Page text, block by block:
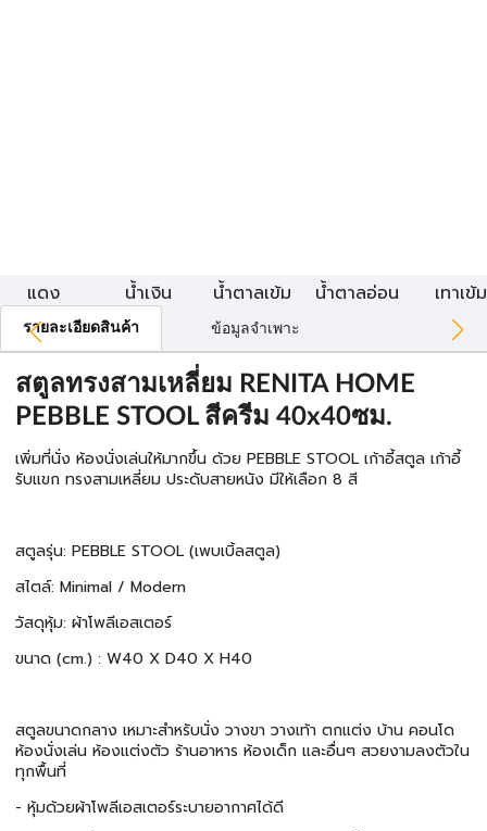
แดง น้ำเงิน น้ำตาลเข้ม น้ำตาลอ่อน เทาเข้ม
รายละเอียดสินค้า ข้อมูลจำเพาะ
สตูลทรงสามเหลี่ยม RENITA HOME
PEBBLE STOOL สีครีม 40x40ซม.
เพิ่มที่นั่ง ห้องนั่งเล่นให้มากขึ้น ด้วย PEBBLE STOOL เก้าอี้สตูล เก้าอี้
รับแขก ทรงสามเหลี่ยม ประดับสายหนัง มีให้เลือก 8 สี
สตูลรุ่น: PEBBLE STOOL (เพบเบิ้ลสตูล)
สไตล์: Minimal / Modern
วัสดุหุ้ม: ผ้าโพลีเอสเตอร์
ขนาด (cm.) : W40 X D40 X H40
สตูลขนาดกลาง เหมาะสำหรับนั่ง วางขา วางเท้า ตกแต่ง บ้าน คอนโด
ห้องนั่งเล่น ห้องแต่งตัว ร้านอาหาร ห้องเด็ก และอื่นๆ สวยงามลงตัวใน
ทุกพื้นที่
- หุ้มด้วยผ้าโพลีเอสเตอร์ระบายอากาศได้ดี